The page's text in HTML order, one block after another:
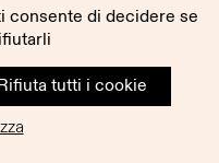
consente di decidere se
tutti i cookie